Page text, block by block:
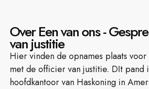
Over Een van ons -
van justitie
Hier vinden de opnames plaats
met de officier van justitie. DIt pand
hoofdkantoor van Haskoning in